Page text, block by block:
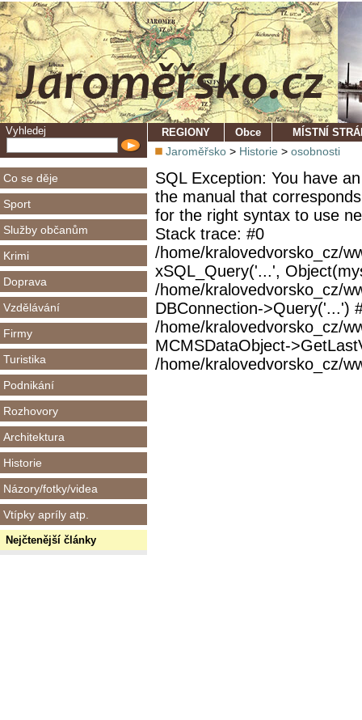
Vyhledej
Co se děje
Sport
Služby občanům
Krimi
Doprava
Vzdělávání
Firmy
Turistika
Podnikání
Rozhovory
Architektura
Historie
Názory/fotky/videa
Vtípky apríly atp.
Nejčtenější články
REGIONY Obce MÍSTNÍ
Jaroměřsko > Historie > osobnosti
SQL Exception: You have
the manual that
for the right syntax to use
Stack trace: #0
/home/kralovedvorsko_cz/
xSQL_Query('...',
/home/kralovedvorsko_cz/
DBConnection->Query('...')
/home/kralovedvorsko_cz/
MCMSDataObject-
/home/kralovedvorsko_cz/